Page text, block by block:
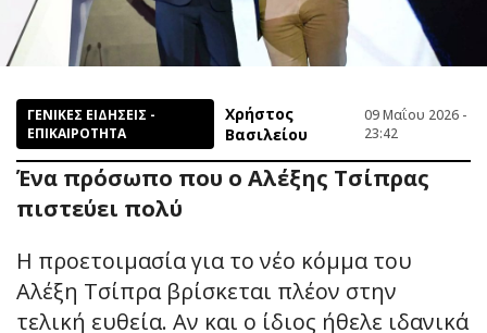
ΓΕΝΙΚΕΣ ΕΙΔΗΣΕΙΣ -
ΕΠΙΚΑΙΡΟΤΗΤΑ
Χρήστος
Βασιλείου
09 Μαΐου 2026 -
23:42
Ένα πρόσωπο που ο Αλέξης Τσίπρας
πιστεύει πολύ
Η προετοιμασία για το νέο κόμμα του
Αλέξη Τσίπρα βρίσκεται πλέον στην
τελική ευθεία. Αν και ο ίδιος ήθελε ιδανικά